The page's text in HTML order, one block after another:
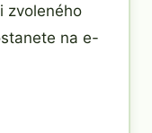
zvoleného
na e-